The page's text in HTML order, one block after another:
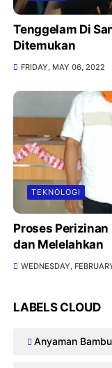
Tenggelam Di Santolo
Ditemukan
FRIDAY, MAY 06, 2022
TEKNOLOGI
Proses
dan Melelahkan
WEDNESDAY,
LABELS CLOUD
Anyaman Bambu